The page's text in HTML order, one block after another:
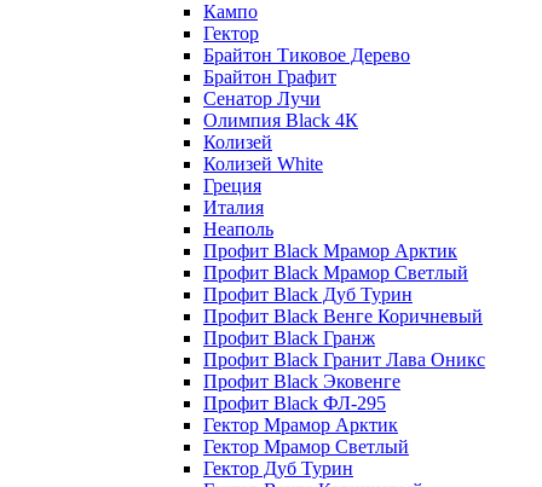
Кампо
Гектор
Брайтон Тиковое Дерево
Брайтон Графит
Сенатор Лучи
Олимпия Black 4К
Колизей
Колизей White
Греция
Италия
Неаполь
Профит Black Мрамор Арктик
Профит Black Мрамор Светлый
Профит Black Дуб Турин
Профит Black Венге Коричневый
Профит Black Гранж
Профит Black Гранит Лава Оникс
Профит Black Эковенге
Профит Black ФЛ-295
Гектор Мрамор Арктик
Гектор Мрамор Светлый
Гектор Дуб Турин